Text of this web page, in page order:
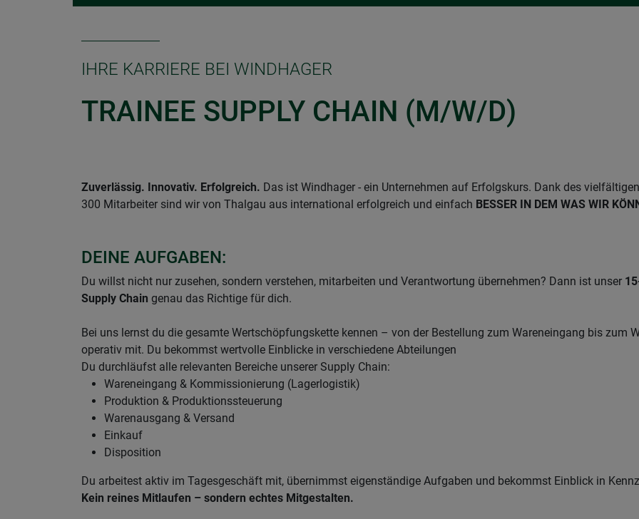
IHRE KARRIERE BEI WINDHAGER
TRAINEE SUPPLY CHAIN (M/W/D)
Zuverlässig. Innovativ. Erfolgreich. Das ist Windhager - ein Unternehmen auf Erfolgskurs. Dank des
300 Mitarbeiter sind wir von Thalgau aus international erfolgreich und einfach BESSER IN DEM WAS WIR
DEINE AUFGABEN:
Du willst nicht nur zusehen, sondern verstehen, mitarbeiten und Verantwortung übernehmen? Dann ist unser
Supply Chain genau das Richtige für dich.
Bei uns lernst du die gesamte Wertschöpfungskette kennen – von der Bestellung zum Wareneingang bis zum
operativ mit. Du bekommst wertvolle Einblicke in verschiedene Abteilungen
Du durchläufst alle relevanten Bereiche unserer Supply Chain:
Wareneingang & Kommissionierung (Lagerlogistik)
Produktion & Produktionssteuerung
Warenausgang & Versand
Einkauf
Disposition
Du arbeitest aktiv im Tagesgeschäft mit, übernimmst eigenständige Aufgaben und bekommst Einblick in
Kein reines Mitlaufen – sondern echtes Mitgestalten.